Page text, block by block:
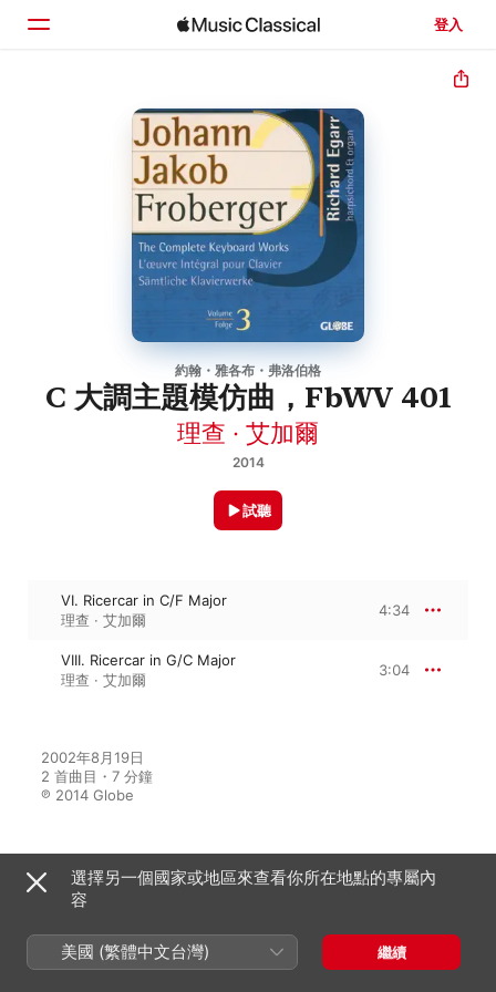
登入
約翰・雅各布・弗洛伯格
C 大調主題模仿曲，FbWV 401
理查 · 艾加爾
2014
試聽
VI. Ricercar in C/F Major
理查 · 艾加爾
4:34
VIII. Ricercar in G/C Major
理查 · 艾加爾
3:04
2002年8月19日
2 首曲目・7 分鐘
℗ 2014 Globe
來自專輯
Froberger: The Complete
選擇另一個國家或地區來查看你所在地點的專屬內
容
美國 (繁體中文台灣) 繼續